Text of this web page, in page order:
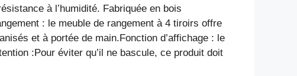
à l’humidité. Fabriquée en bois
: le meuble de rangement à 4 tiroirs offre
et à portée de main.Fonction d’affichage : le
:Pour éviter qu’il ne bascule, ce produit doit